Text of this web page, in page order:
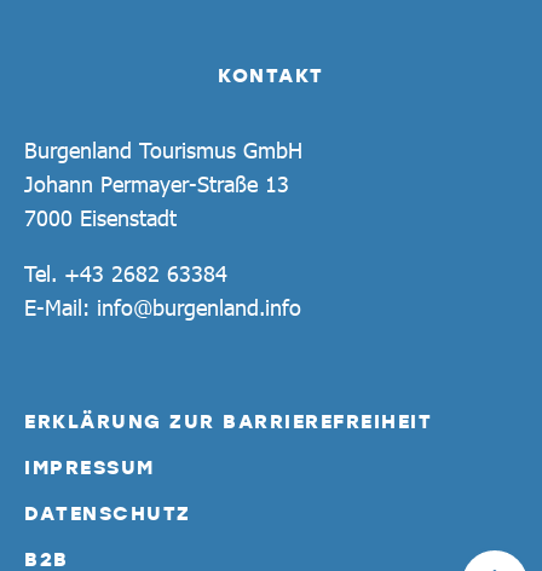
KONTAKT
Burgenland Tourismus GmbH
Johann Permayer-Straße 13
7000 Eisenstadt
Tel. +43 2682 63384
E-Mail: info@burgenland.info
ERKLÄRUNG ZUR BARRIEREFREIHEIT
IMPRESSUM
DATENSCHUTZ
B2B